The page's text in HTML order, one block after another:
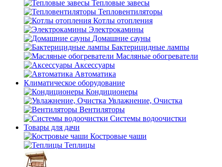
Тепловые завесы
Тепловентиляторы
Котлы отопления
Электрокамины
Домашние сауны
Бактерицидные лампы
Масляные обогреватели
Аксессуары
Автоматика
Климатическое оборудование
Кондиционеры
Увлажнение, Очистка
Вентиляторы
Системы водоочистки
Товары для дачи
Костровые чаши
Теплицы